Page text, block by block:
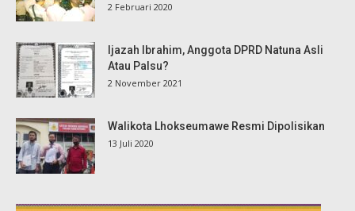
2 Februari 2020
Ijazah Ibrahim, Anggota DPRD Natuna Asli
Atau Palsu?
2 November 2021
Walikota Lhokseumawe Resmi Dipolisikan
13 Juli 2020